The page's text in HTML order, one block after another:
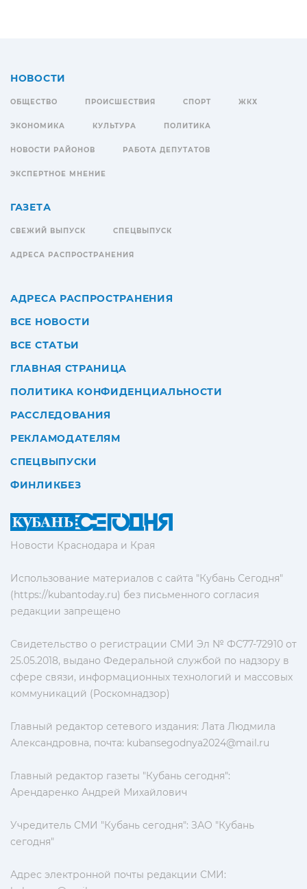
Новости Краснодара и Края
Использование материалов с сайта "Кубань Сегодня"
(https://kubantoday.ru) без письменного согласия
редакции запрещено
Свидетельство о регистрации СМИ Эл № ФС77-72910 от
25.05.2018, выдано Федеральной службой по надзору в
сфере связи, информационных технологий и массовых
коммуникаций (Роскомнадзор)
Главный редактор сетевого издания: Лата Людмила
Александровна, почта: kubansegodnya2024@mail.ru
Главный редактор газеты "Кубань сегодня":
Арендаренко Андрей Михайлович
Учредитель СМИ "Кубань сегодня": ЗАО "Кубань
сегодня"
Адрес электронной почты редакции СМИ:
НОВОСТИ
ОБЩЕСТВО ПРОИСШЕСТВИЯ СПОРТ ЖКХ
ЭКОНОМИКА КУЛЬТУРА ПОЛИТИКА
НОВОСТИ РАЙОНОВ РАБОТА ДЕПУТАТОВ
ЭКСПЕРТНОЕ МНЕНИЕ
ГАЗЕТА
СВЕЖИЙ ВЫПУСК СПЕЦВЫПУСК
АДРЕСА РАСПРОСТРАНЕНИЯ
АДРЕСА РАСПРОСТРАНЕНИЯ
ВСЕ НОВОСТИ
ВСЕ СТАТЬИ
ГЛАВНАЯ СТРАНИЦА
ПОЛИТИКА КОНФИДЕНЦИАЛЬНОСТИ
РАССЛЕДОВАНИЯ
РЕКЛАМОДАТЕЛЯМ
СПЕЦВЫПУСКИ
ФИНЛИКБЕЗ